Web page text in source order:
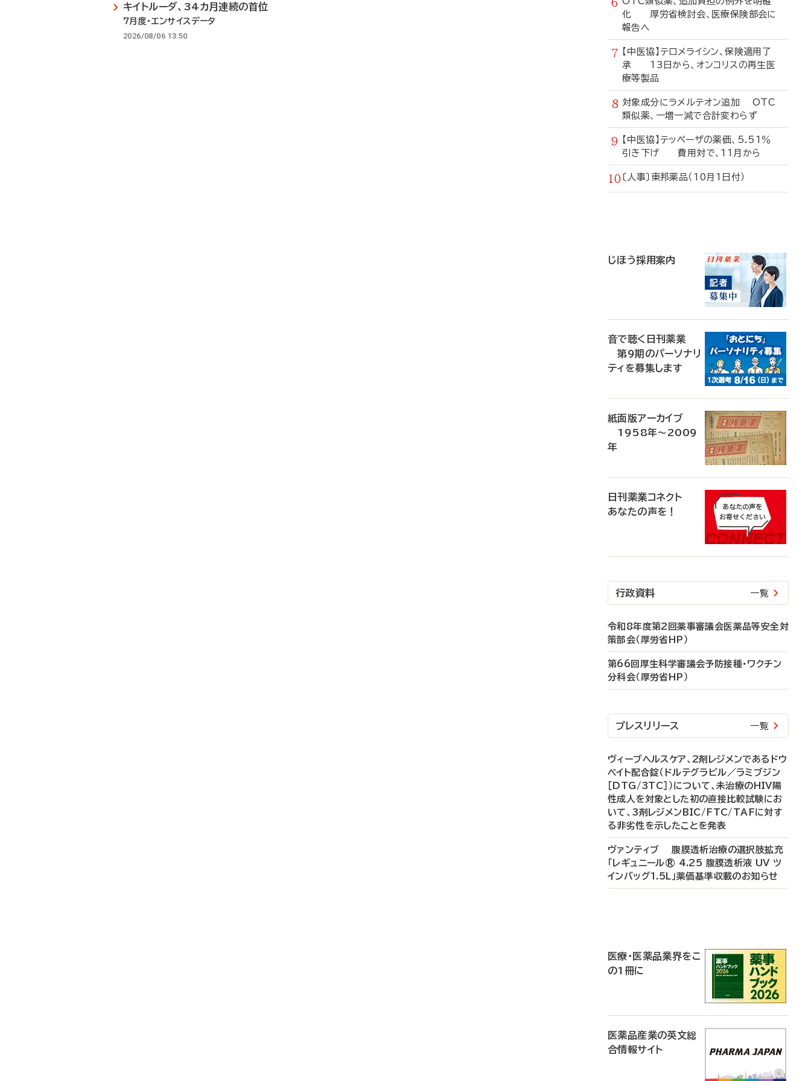
キイトルーダ、34カ月連続の首位
7月度・エンサイスデータ
2026/08/06 13:50
化 厚労省検討会、医療保険部会に
報告へ
【中医協】テロメライシン、保険適用了
承 13日から、オンコリスの再生医
療等製品
対象成分にラメルテオン追加 OTC
類似薬、一増一減で合計変わらず
【中医協】テッペーザの薬価、5.51％
引き下げ 費用対で、11月から
〔人事〕東邦薬品（10月1日付）
じほう採用案内
音で聴く日刊薬業
第9期のパーソナリ
ティを募集します
紙面版アーカイブ
1958年～2009
年
日刊薬業コネクト
あなたの声を！
行政資料 一覧
令和8年度第2回薬事審議会医薬品等安全対
策部会（厚労省HP）
第66回厚生科学審議会予防接種・ワクチン
分科会（厚労省HP）
プレスリリース 一覧
ヴィーブヘルスケア、2剤レジメンであるドウ
ベイト配合錠（ドルテグラビル／ラミブジン
［DTG/3TC］）について、未治療のHIV陽
性成人を対象とした初の直接比較試験にお
いて、3剤レジメンBIC/FTC/TAFに対す
る非劣性を示したことを発表
ヴァンティブ 腹膜透析治療の選択肢拡充
「レギュニール® 4.25 腹膜透析液 UV ツ
インバッグ1.5L」薬価基準収載のお知らせ
医療・医薬品業界をこ
の1冊に
医薬品産業の英文総
合情報サイト